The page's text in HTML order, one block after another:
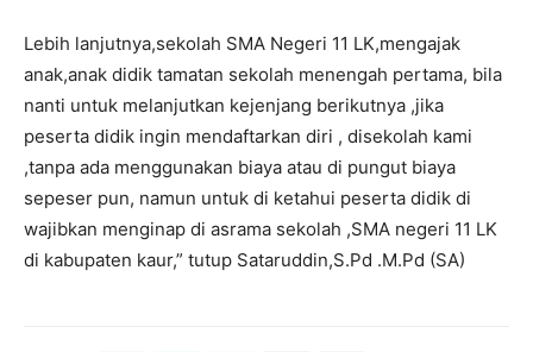
Lebih lanjutnya,sekolah SMA Negeri 11 LK,mengajak
anak,anak didik tamatan sekolah menengah pertama, bila
nanti untuk melanjutkan kejenjang berikutnya ,jika
peserta didik ingin mendaftarkan diri , disekolah kami
,tanpa ada menggunakan biaya atau di pungut biaya
sepeser pun, namun untuk di ketahui peserta didik di
wajibkan menginap di asrama sekolah ,SMA negeri 11 LK
di kabupaten kaur,” tutup Sataruddin,S.Pd .M.Pd (SA)